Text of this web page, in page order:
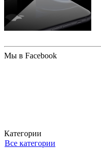
Мы в Facebook
Категории
Все категории